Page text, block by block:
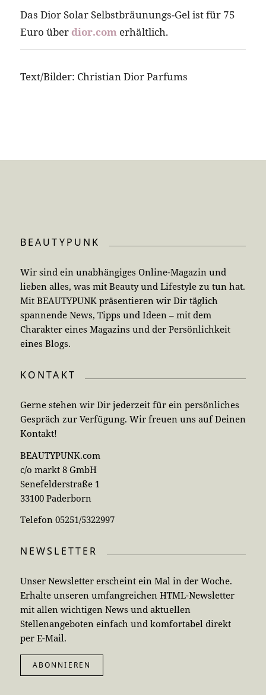
Das Dior Solar Selbstbräunungs-Gel ist für 75
Euro über dior.comerhältlich.
Text/Bilder: Christian Dior Parfums
BEAUTYPUNK
Wir sind ein unabhängiges Online-Magazin und
lieben alles, was mit Beauty und Lifestyle zu tun hat.
Mit BEAUTYPUNK präsentieren wir Dir täglich
spannende News, Tipps und Ideen – mit dem
Charakter eines Magazins und der Persönlichkeit
eines Blogs.
KONTAKT
Gerne stehen wir Dir jederzeit für ein persönliches
Gespräch zur Verfügung. Wir freuen uns auf Deinen
Kontakt!
BEAUTYPUNK.com
c/o markt 8 GmbH
Senefelderstraße 1
33100 Paderborn
Telefon 05251/5322997
NEWSLETTER
Unser Newsletter erscheint ein Mal in der Woche.
Erhalte unseren umfangreichen HTML-Newsletter
mit allen wichtigen News und aktuellen
Stellenangeboten einfach und komfortabel direkt
per E-Mail.
ABONNIEREN